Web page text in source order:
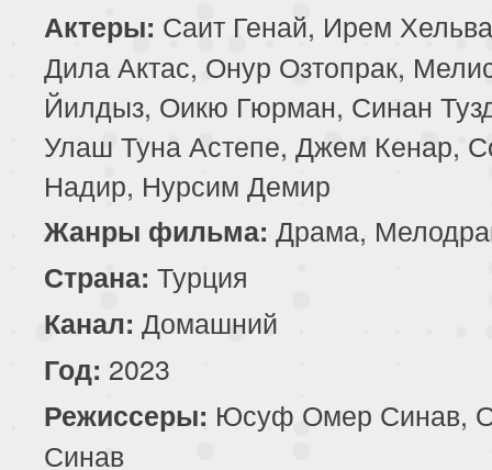
85 серия
86 серия
87 серия
89 серия
90 серия
91 серия
93 серия
94 серия
95 серия
97 серия
98 серия
101 серия
102 серия 103 серия
105 серия
106 серия
109 серия
113 серия
114 серия 115 серия
Актеры: Саит Генай, Ирем
Дила Актас, Онур Озтопрак,
Йилдыз, Оикю Гюрман, Синан
Улаш Туна Астепе, Джем Кенар,
Надир, Нурсим Демир
Жанры фильма: Драма,
Страна: Турция
Канал: Домашний
Год: 2023
Режиссеры: Юсуф Омер Синав,
Синав